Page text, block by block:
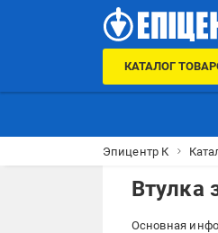
КАТАЛОГ
Эпицентр К
Втулка
Основная